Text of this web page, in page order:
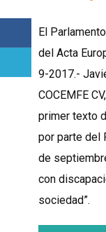
El
del Acta
9-2017.-
COCEMFE
primer texto
por parte del
de
con
sociedad”.